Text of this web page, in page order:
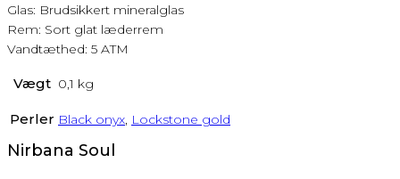
Glas: Brudsikkert mineralglas
Rem: Sort glat læderrem
Vandtæthed: 5 ATM
Vægt 0,1 kg
Perler Black onyx, Lockstone gold
Nirbana Soul